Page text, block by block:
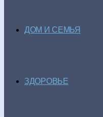
ДОМ И СЕМЬЯ
ЗДОРОВЬЕ